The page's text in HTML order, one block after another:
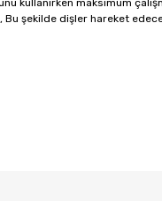
kullanırken maksimum
şekilde dişler hareket